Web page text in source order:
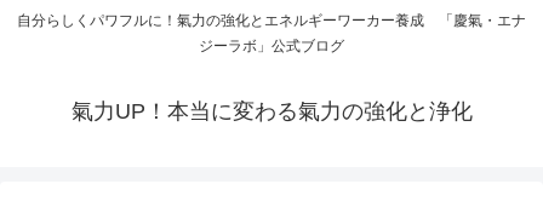
自分らしくパワフルに！氣力の強化とエネルギーワーカー養成 「慶氣・エナ
ジーラボ」公式ブログ
氣力UP！本当に変わる氣力の強化と浄化